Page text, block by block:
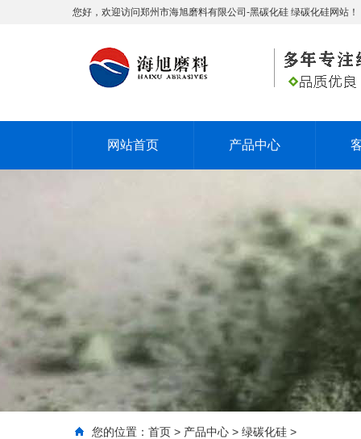
您好，欢迎访问郑州市海旭磨料有限公司-黑碳化硅 绿碳化硅网站！
网站首页 产品中心
您的位置： 首页 > 产品中心 > 绿碳化硅 >